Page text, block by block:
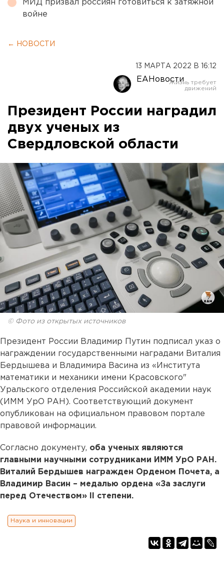
МИД призвал россиян готовиться к затяжной
войне
← НОВОСТИ
13 МАРТА 2022 В 16:12
ЕАНовости
Президент России наградил
двух ученых из
Свердловской области
© Фото из открытых источников
Президент России Владимир Путин подписал указ о
награждении государственными наградами Виталия
Бердышева и Владимира Васина из «Института
математики и механики имени Красовского"
Уральского отделения Российской академии наук
(ИММ УрО РАН). Соответствующий документ
опубликован на официальном правовом портале
правовой информации.
Согласно документу, оба ученых являются
главными научными сотрудниками ИММ УрО РАН.
Виталий Бердышев награжден Орденом Почета, а
Владимир Васин – медалью ордена «За заслуги
перед Отечеством» II степени.
Наука и инновации